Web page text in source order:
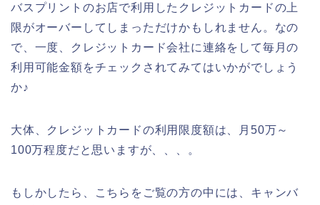
バスプリントのお店で利用したクレジットカードの上
限がオーバーしてしまっただけかもしれません。なの
で、一度、クレジットカード会社に連絡をして毎月の
利用可能金額をチェックされてみてはいかがでしょう
か♪
大体、クレジットカードの利用限度額は、月50万～
100万程度だと思いますが、、、。
もしかしたら、こちらをご覧の方の中には、キャンバ